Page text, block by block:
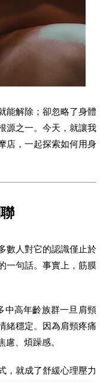
能解除；卻忽略了身體
源之一。今天，就讓我
店，一起探索如何用身
數人對它的認識僅止於
一句話。事實上，筋膜
中高年齡族群一旦肩頸
緒穩定。因為肩頸疼痛
、煩躁感。
，就成了舒緩心理壓力